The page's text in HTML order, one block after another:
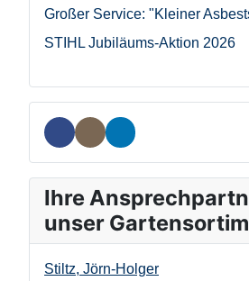
Großer Service: "Kleiner
STIHL Jubiläums-Aktion 2026
Ihre
unser
Stiltz, Jörn-Holger